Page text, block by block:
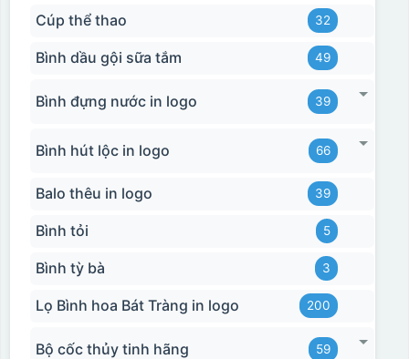
Cúp thể thao 32
Bình dầu gội sữa tắm 49
Bình đựng nước in logo 39
Bình hút lộc in logo 66
Balo thêu in logo 39
Bình tỏi 5
Bình tỳ bà 3
Lọ Bình hoa Bát Tràng in logo 200
Bộ cốc thủy tinh hãng 59